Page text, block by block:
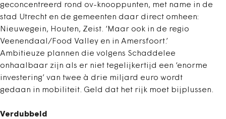
geconcentreerd rond ov-knooppunten, met name in de
stad Utrecht en de gemeenten daar direct omheen:
Nieuwegein, Houten, Zeist. ‘Maar ook in de regio
Veenendaal/Food Valley en in Amersfoort.’
Ambitieuze plannen die volgens Schaddelee
onhaalbaar zijn als er niet tegelijkertijd een ‘enorme
investering’ van twee à drie miljard euro wordt
gedaan in mobiliteit. Geld dat het rijk moet bijplussen.
Verdubbeld